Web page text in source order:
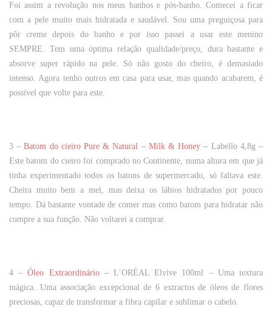
Foi assim a revolução nos meus banhos e pós-banho. Comecei a ficar
com a pele muito mais hidratada e saudável. Sou uma preguiçosa para
pôr creme depois do banho e por isso passei a usar este menino
SEMPRE. Tem uma óptima relação qualidade/preço, dura bastante e
absorve super rápido na pele. Só não gosto do cheiro, é demasiado
intenso. Agora tenho outros em casa para usar, mas quando acabarem, é
possível que volte para este.
3 –Batom do cieiro Pure & Natural – Milk & Honey – Labello 4,8g–
Este batom do cieiro foi comprado no Continente, numa altura em que já
tinha experimentado todos os batons de supermercado, só faltava este.
Cheira muito bem a mel, mas deixa os lábios hidratados por pouco
tempo. Dá bastante vontade de comer mas como batom para hidratar não
cumpre a sua função. Não voltarei a comprar.
4 –Óleo Extraordinário –L’ORÉAL Elvive 100ml – Uma textura
mágica. Uma associação excepcional de 6 extractos de óleos de flores
preciosas, capaz de transformar a fibra capilar e sublimar o cabelo.